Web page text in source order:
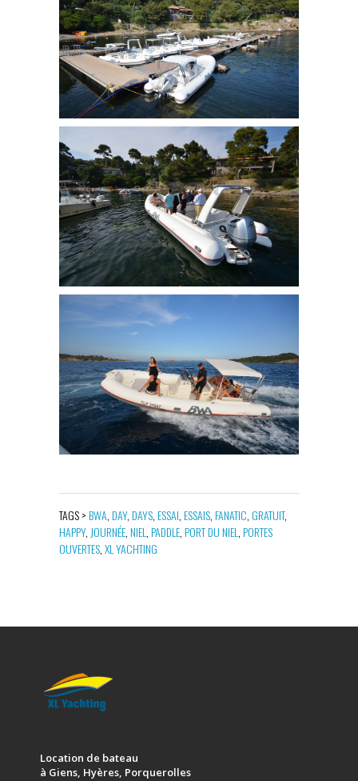
TAGS >BWA,DAY,DAYS,ESSAI,ESSAIS,FANATIC,GRATUIT,
HAPPY, JOURNÉE,NIEL,PADDLE,PORT DU NIEL,PORTES
OUVERTES,XL YACHTING
Location de bateau
à Giens, Hyères, Porquerolles